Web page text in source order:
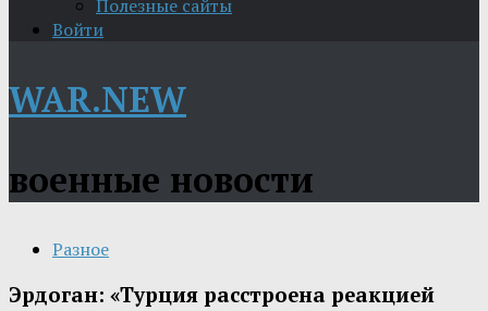
Полезные сайты
Войти
WAR.NEW
военные новости
Разное
Эрдоган: «Турция расстроена реакцией